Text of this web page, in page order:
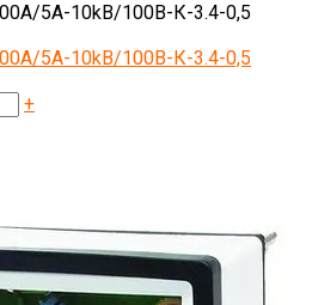
5A-10kВ/100B-К-3.4-0,5
5A-10kВ/100B-К-3.4-0,5
+